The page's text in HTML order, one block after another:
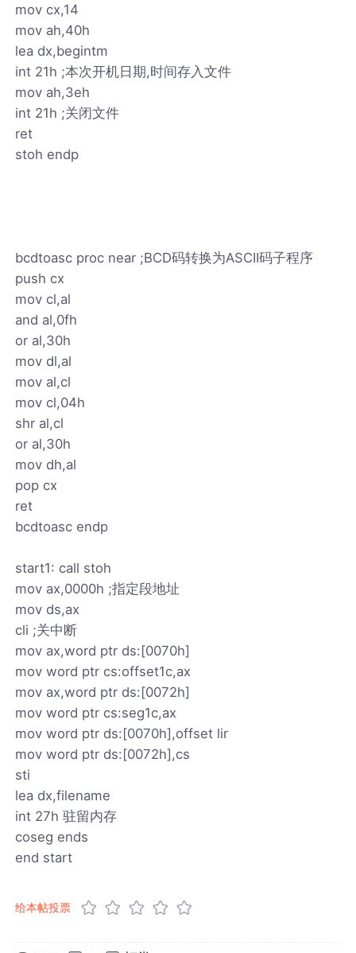
mov cx,14
mov ah,40h
lea dx,begintm
int 21h ;本次开机日期,时间存入文件
mov ah,3eh
int 21h ;关闭文件
ret
stoh endp
bcdtoasc proc near ;BCD码转换为ASCII码子程序
push cx
mov cl,al
and al,0fh
or al,30h
mov dl,al
mov al,cl
mov cl,04h
shr al,cl
or al,30h
mov dh,al
pop cx
ret
bcdtoasc endp
start1: call stoh
mov ax,0000h ;指定段地址
mov ds,ax
cli ;关中断
mov ax,word ptr ds:[0070h]
mov word ptr cs:offset1c,ax
mov ax,word ptr ds:[0072h]
mov word ptr cs:seg1c,ax
mov word ptr ds:[0070h],offset lir
mov word ptr ds:[0072h],cs
sti
lea dx,filename
int 27h 驻留内存
coseg ends
end start
给本帖投票